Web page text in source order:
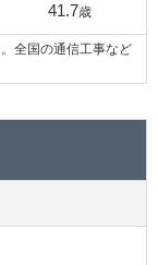
41.7歳
全国の通信工事など